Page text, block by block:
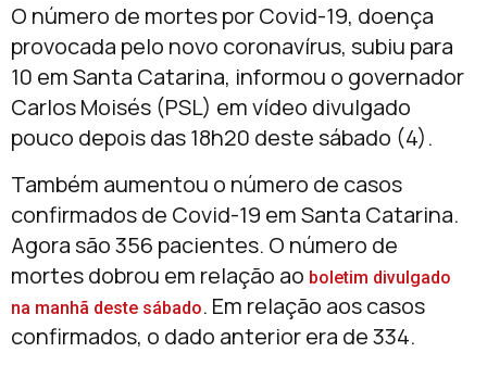
O número de mortes por Covid-19, doença
provocada pelo novo coronavírus, subiu para
10 em Santa Catarina, informou o governador
Carlos Moisés (PSL) em vídeo divulgado
pouco depois das 18h20 deste sábado (4).
Também aumentou o número de casos
confirmados de Covid-19 em Santa Catarina.
Agora são 356 pacientes. O número de
mortes dobrou em relação ao boletim divulgado
na manhã deste sábado. Em relação aos casos
confirmados, o dado anterior era de 334.